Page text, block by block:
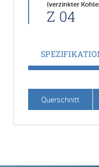
(verzinkter
Z 04
Querschnitt